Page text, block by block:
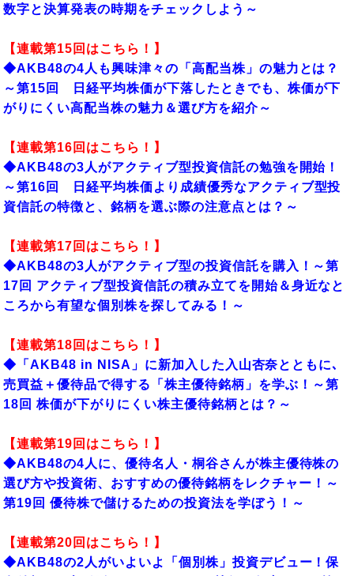
数字と決算発表の時期をチェックしよう～
【連載第15回はこちら！】
◆AKB48の4人も興味津々の「高配当株」の魅力とは？
～第15回 日経平均株価が下落したときでも、株価が下
がりにくい高配当株の魅力＆選び方を紹介～
【連載第16回はこちら！】
◆AKB48の3人がアクティブ型投資信託の勉強を開始！
～第16回 日経平均株価より成績優秀なアクティブ型投
資信託の特徴と、銘柄を選ぶ際の注意点とは？～
【連載第17回はこちら！】
◆AKB48の3人がアクティブ型の投資信託を購入！～第
17回 アクティブ型投資信託の積み立てを開始＆身近なと
ころから有望な個別株を探してみる！～
【連載第18回はこちら！】
◆「AKB48 in NISA」に新加入した入山杏奈とともに､
売買益＋優待品で得する「株主優待銘柄」を学ぶ！～第
18回 株価が下がりにくい株主優待銘柄とは？～
【連載第19回はこちら！】
◆AKB48の4人に、優待名人・桐谷さんが株主優待株の
選び方や投資術、おすすめの優待銘柄をレクチャー！～
第19回 優待株で儲けるための投資法を学ぼう！～
【連載第20回はこちら！】
◆AKB48の2人がいよいよ「個別株」投資デビュー！保